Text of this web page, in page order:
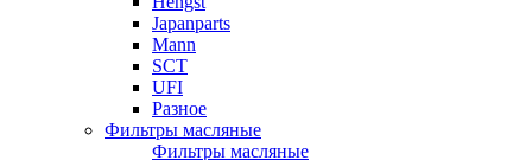
Japanparts
Mann
SCT
UFI
Разное
Фильтры масляные
Фильтры масляные